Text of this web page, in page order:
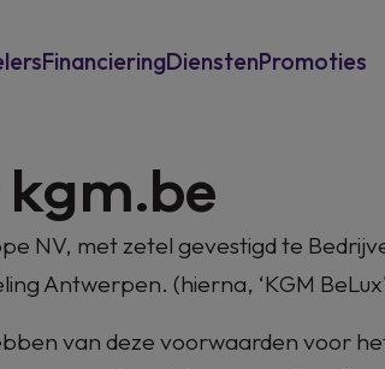
Financiering
Voor professionelen
Diensten
Garantie & assistance
Verzekering
Promoties
NV, met zetel gevestigd te
Antwerpen. (hierna, ‘KGM BeLux',
van deze voorwaarden voor